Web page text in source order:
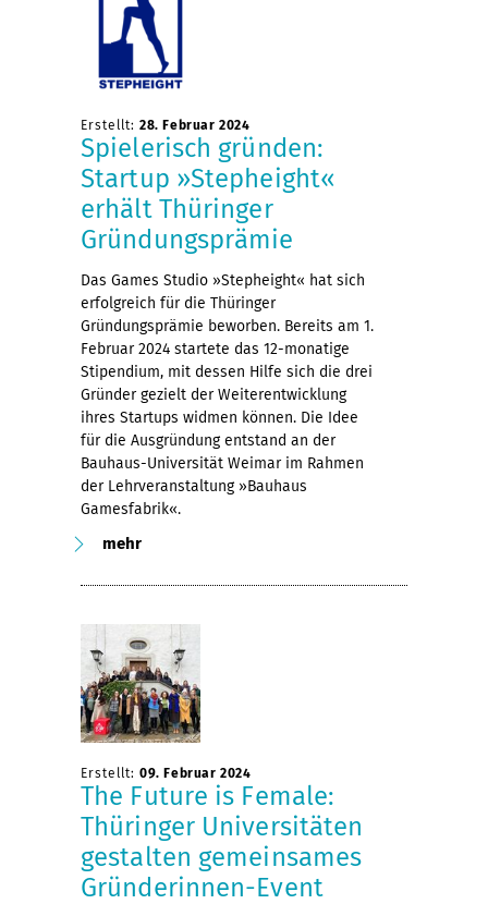
Erstellt: 28. Februar 2024
Spielerisch gründen:
Startup »Stepheight«
erhält Thüringer
Gründungsprämie
Das Games Studio »Stepheight« hat sich
erfolgreich für die Thüringer
Gründungsprämie beworben. Bereits am 1.
Februar 2024 startete das 12-monatige
Stipendium, mit dessen Hilfe sich die drei
Gründer gezielt der Weiterentwicklung
ihres Startups widmen können. Die Idee
für die Ausgründung entstand an der
Bauhaus-Universität Weimar im Rahmen
der Lehrveranstaltung »Bauhaus
Gamesfabrik«.
mehr
Erstellt: 09. Februar 2024
The Future is Female:
Thüringer Universitäten
gestalten gemeinsames
Gründerinnen-Event